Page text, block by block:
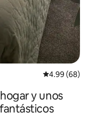
Calificación
4.99 (68)
y unos